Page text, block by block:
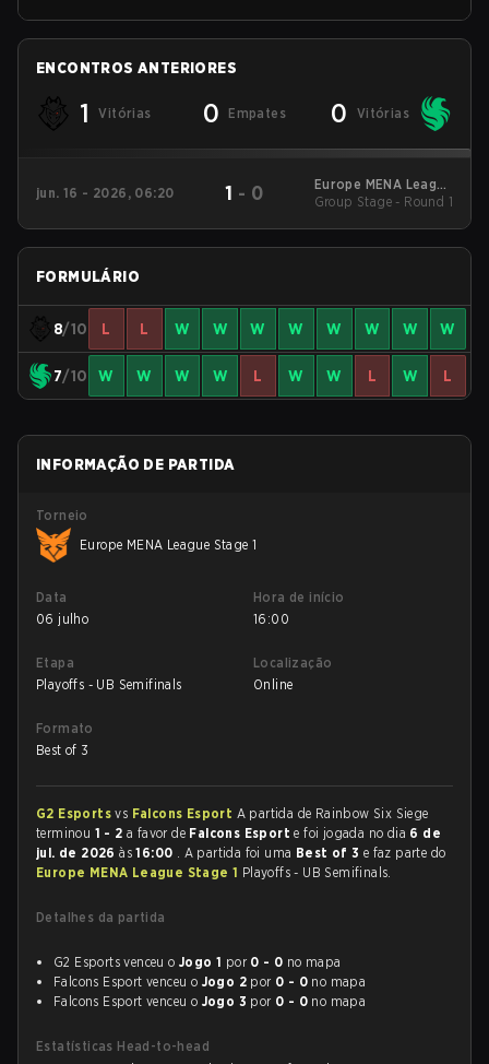
ENCONTROS ANTERIORES
1 Vitórias 0 Empates 0 Vitórias
jun. 16 - 2026, 06:20 1 - 0
Europe MENA League
Stage 1
Group Stage - Round 1
FORMULÁRIO
8/10 L L W W W W W W W W
7/10 W W W W L W W L W L
INFORMAÇÃO DE PARTIDA
Torneio
Europe MENA League Stage 1
Data
06 julho
Hora de início
16:00
Etapa
Playoffs - UB Semifinals
Localização
Online
Formato
Best of 3
G2 Esportsvs Falcons Esport A partida de Rainbow Six Siege
terminou 1 - 2 a favor de Falcons Esporte foi jogada no dia 6 de
jul. de 2026às16:00 . A partida foi uma Best of 3 e faz parte do
Europe MENA League Stage 1 Playoffs - UB Semifinals.
Detalhes da partida
G2 Esports venceu o Jogo 1 por 0 - 0 no mapa
Falcons Esport venceu o Jogo 2 por 0 - 0 no mapa
Falcons Esport venceu o Jogo 3 por 0 - 0 no mapa
Estatísticas Head-to-head